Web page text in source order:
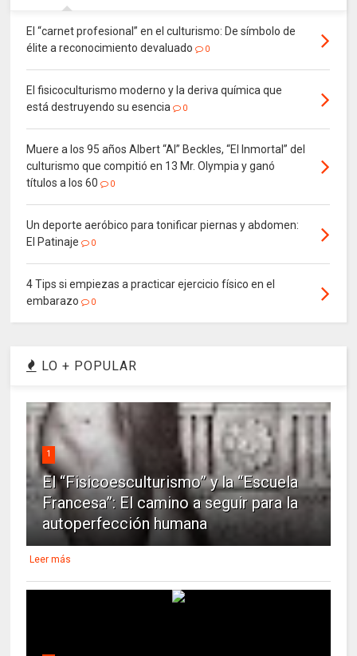
El “carnet profesional” en el culturismo: De símbolo de
élite a reconocimiento devaluado
0
El fisicoculturismo moderno y la deriva química que
está destruyendo su esencia
0
Muere a los 95 años Albert “Al” Beckles, “El Inmortal” del
culturismo que compitió en 13 Mr. Olympia y ganó
títulos a los 60
0
Un deporte aeróbico para tonificar piernas y abdomen:
El Patinaje
0
4 Tips si empiezas a practicar ejercicio físico en el
embarazo
0
LO + POPULAR
1
El “Fisicoesculturismo” y la “Escuela
Francesa”: El camino a seguir para la
autoperfección humana
Leer más